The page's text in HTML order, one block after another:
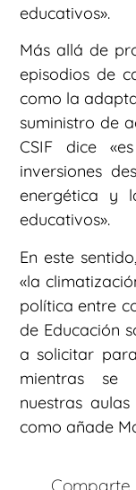
educativos».
Más allá de
episodios de
como la
suministro de
CSIF dice
inversiones
energética y
educativos».
En este
«la
política entre
de Educación
a solicitar
mientras se
nuestras
como añade
Comparte